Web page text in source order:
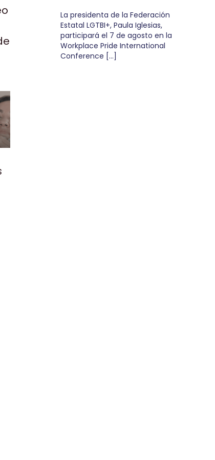
La presidenta de la Federación
Estatal LGTBI+, Paula Iglesias,
participará el 7 de agosto en la
Workplace Pride International
Conference […]